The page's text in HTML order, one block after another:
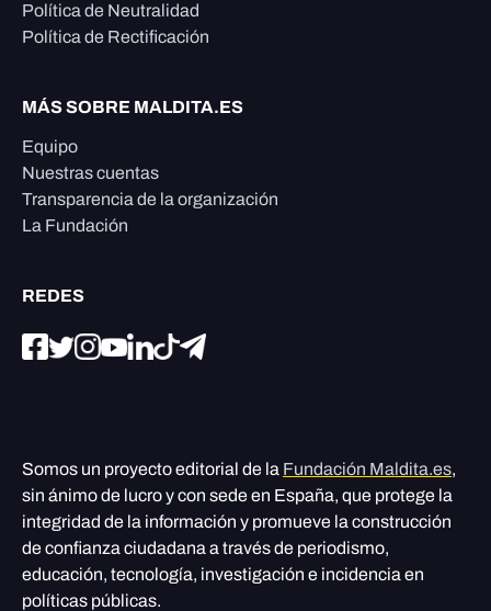
Política de Neutralidad
Política de Rectificación
MÁS SOBRE MALDITA.ES
Equipo
Nuestras cuentas
Transparencia de la organización
La Fundación
REDES
Somos un proyecto editorial de la Fundación Maldita.es,
sin ánimo de lucro y con sede en España, que protege la
integridad de la información y promueve la construcción
de confianza ciudadana a través de periodismo,
educación, tecnología, investigación e incidencia en
políticas públicas.